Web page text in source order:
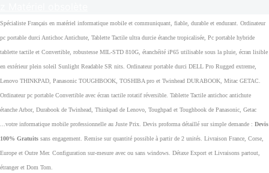
Spécialiste Français en matériel informatique mobile et communiquant, fiable, durable et endurant. Ordinateur
pc portable durci Antichoc Antichute, Tablette Tactile ultra durcie étanche tropicalisée, Pc portable hybride
tablette tactile et Convertible, robustesse MIL-STD 810G, étanchéité iP65 utilisable sous la pluie, écran lisible
en extérieur plein soleil Sunlight Readable SR nits. Ordinateur portable durci DELL Pro Rugged extreme,
Lenovo THINKPAD, Panasonic TOUGHBOOK, TOSHIBA pro et Twinhead DURABOOK, Mitac GETAC.
Ordinateur pc portable Convertible avec écran tactile rotatif réversible. Tablette Tactile antichoc antichute
étanche Arbor, Durabook de Twinhead, Thinkpad de Lenovo, Toughpad et Toughbook de Panasonic, Getac
...votre informatique mobile professionnelle au Juste Prix. Devis proforma détaillé sur simple demande : Devis
100% Gratuits sans engagement. Remise sur quantité possible à partir de 2 unités. Livraison France, Corse,
Europe et Outre Mer. Configuration sur-mesure avec ou sans windows. Détaxe Export et Livraisons partout,
étranger et Dom Tom.